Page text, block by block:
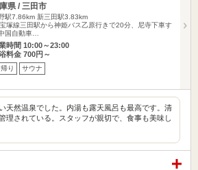
県 / 三田市
駅7.86km 新三田駅3.83km
塚線三田駅から神姫バス乙原行きで20分、尼寺下車す
国自動車…
時間 10:00～23:00
料金 700円～
り サウナ
天然温泉でした。内湯も露天風呂も最高です。清
理されている。スタッフが親切で、食事も美味し